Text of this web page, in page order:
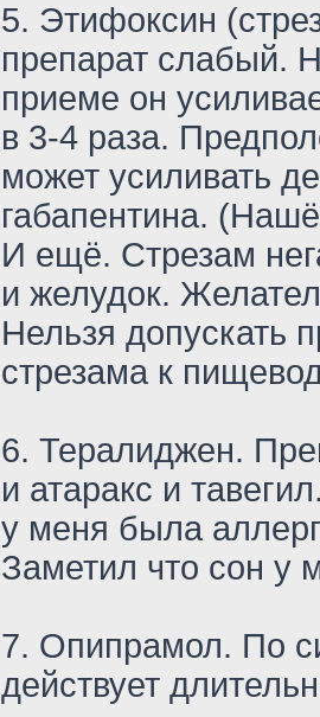
5. Этифоксин
препарат слабый.
приеме он
в 3-4 раза.
может усиливать
габапентина.
И ещё. Стрезам
и желудок.
Нельзя допускать
стрезама к
6. Тералиджен.
и атаракс и
у меня была
Заметил что сон у
7. Опипрамол. По
действует